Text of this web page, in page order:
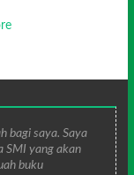
bagi saya. Saya
SMI yang akan
buku